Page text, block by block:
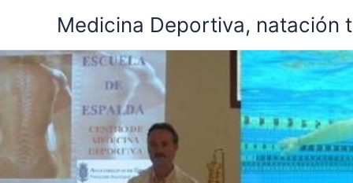
contenido
Medicina Deportiva, natación